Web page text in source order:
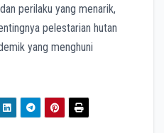
perilaku yang menarik,
pelestarian hutan
yang menghuni